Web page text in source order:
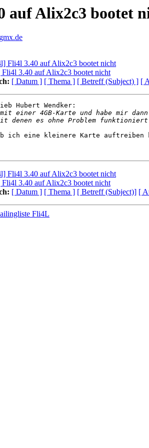
auf Alix2c3 bootet
Fli4l 3.40 auf Alix2c3 bootet nicht
3.40 auf Alix2c3 bootet nicht
[ Datum ] [ Thema ] [ Betreff (Subject) ] [
Hubert Wendker:
ich eine kleinere Karte auftreiben
Fli4l 3.40 auf Alix2c3 bootet nicht
3.40 auf Alix2c3 bootet nicht
[ Datum ] [ Thema ] [ Betreff (Subject)] [
Fli4L